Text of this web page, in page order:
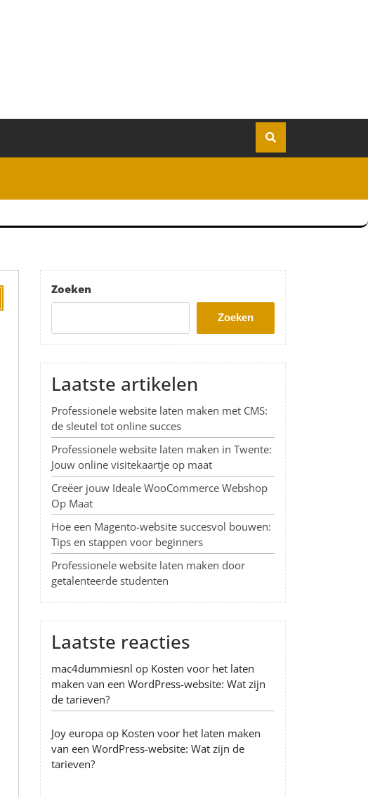
Zoeken
Zoeken
Laatste artikelen
Professionele website laten maken met CMS:
de sleutel tot online succes
Professionele website laten maken in Twente:
Jouw online visitekaartje op maat
Creëer jouw Ideale WooCommerce Webshop
Op Maat
Hoe een Magento-website succesvol bouwen:
Tips en stappen voor beginners
Professionele website laten maken door
getalenteerde studenten
Laatste reacties
mac4dummiesnl op Kosten voor het laten
maken van een WordPress-website: Wat zijn
de tarieven?
Joy europa op Kosten voor het laten maken
van een WordPress-website: Wat zijn de
tarieven?